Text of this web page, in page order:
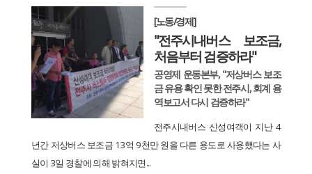
[노동/경제]
"전주시내버스 보조금,
처음부터 검증하라"
공영제 운동본부, "저상버스 보조
금 유용 확인 못한 전주시, 회계 용
역보고서 다시 검증하라"
전주시내버스 신성여객이 지난 4
년간 저상버스 보조금 13억 9천만 원을 다른 용도로 사용했다는 사
실이 3일 경찰에 의해 밝혀지면...